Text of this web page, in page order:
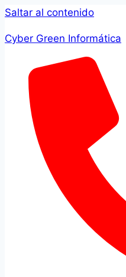
Saltar al contenido
Cyber Green Informática